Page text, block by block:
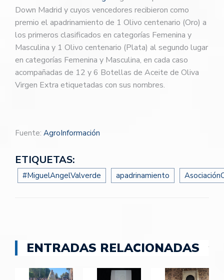
Down Madrid y cuyos vencedores recibieron como
premio el apadrinamiento de 1 Olivo centenario (Oro) a
los primeros clasificados en categorías Femenina y
Masculina y 1 Olivo centenario (Plata) al segundo lugar
en categorías Femenina y Masculina, en cada caso
acompañadas de 12 y 6 Botellas de Aceite de Oliva
Virgen Extra etiquetadas con sus nombres.
Fuente: AgroInformación
ETIQUETAS:
#MiguelAngelValverde apadrinamiento
ENTRADAS RELACIONADAS